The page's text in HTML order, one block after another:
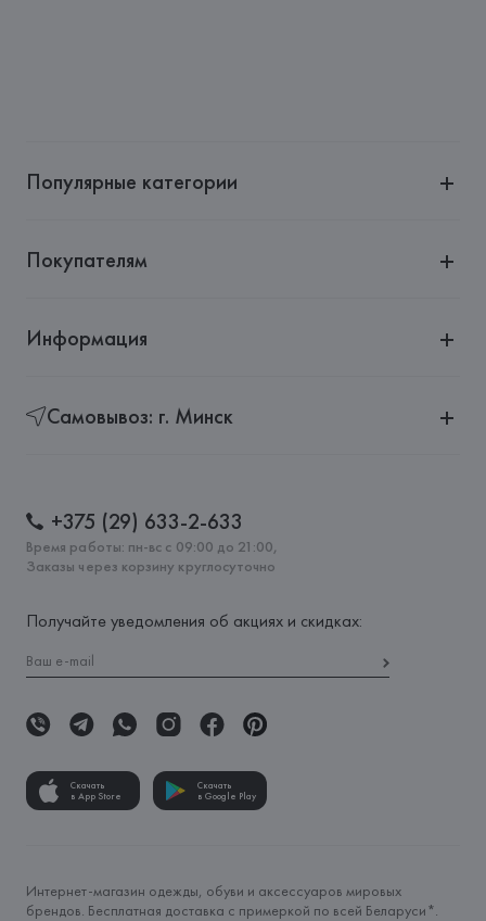
Популярные категории
Покупателям
Информация
Самовывоз: г. Минск
+375 (29) 633-2-633
Время работы: пн-вс с 09:00 до 21:00,
Заказы через корзину круглосуточно
Получайте уведомления об акциях и скидках:
Скачать
в App Store
Скачать
в Google Play
Интернет-магазин одежды, обуви и аксессуаров мировых
брендов. Бесплатная доставка с примеркой по всей Беларуси*.